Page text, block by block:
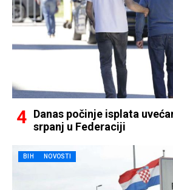
Danas počinje isplata
srpanj u Federaciji
BIH NOVOSTI